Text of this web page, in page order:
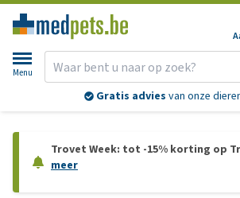
Menu
Gratis advies van onze
Trovet Week: tot -15% korting op
meer